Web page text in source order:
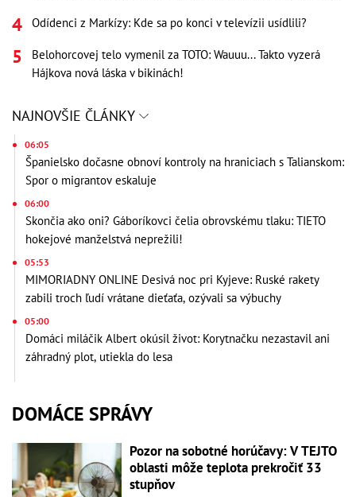
Odídenci z Markízy: Kde sa po konci v televízii usídlili?
Belohorcovej telo vymenil za TOTO: Wauuu... Takto vyzerá
Hájkova nová láska v bikinách!
NAJNOVŠIE ČLÁNKY
06:05
Španielsko dočasne obnoví kontroly na hraniciach s Talianskom:
Spor o migrantov eskaluje
06:00
Skončia ako oni? Gáboríkovci čelia obrovskému tlaku: TIETO
hokejové manželstvá neprežili!
05:53
MIMORIADNY ONLINE Desivá noc pri Kyjeve: Ruské rakety
zabili troch ľudí vrátane dieťaťa, ozývali sa výbuchy
05:00
Domáci miláčik Albert okúsil život: Korytnačku nezastavil ani
záhradný plot, utiekla do lesa
DOMÁCE SPRÁVY
Pozor na sobotné horúčavy: V TEJTO
oblasti môže teplota prekročiť 33
stupňov